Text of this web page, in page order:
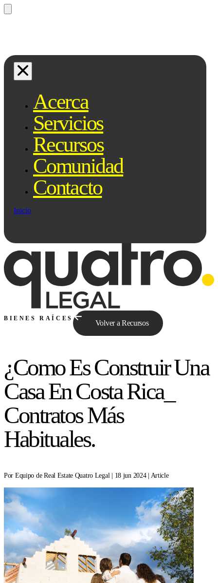
Preguntale a Qe...
Acerca
Servicios
Recursos
Comunidad
Contacto
Inicio
BIENES RAÍCES
Volver a Recursos
¿Como Es Construir Una
Casa En Costa Rica_
Contratos Más
Habituales.
Por Equipo de Real Estate Quatro Legal | 18 jun 2024 | Article